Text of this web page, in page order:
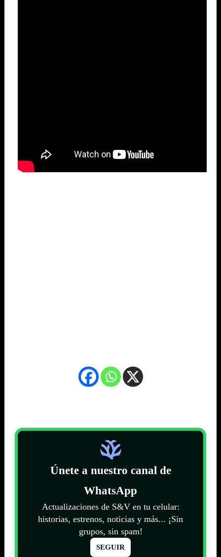
Únete a nuestro canal de
WhatsApp
Actualizaciones de S&V en tu celular:
historias, estrenos, noticias y más... ¡Sin
grupos, sin spam!
SEGUIR